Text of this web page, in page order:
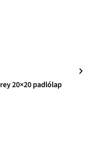
20×20 padlólap